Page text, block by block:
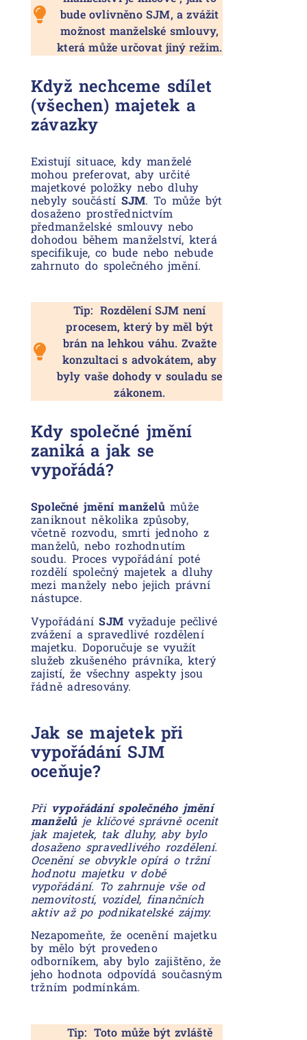
bude ovlivněno SJM, a zvážit
možnost manželské smlouvy,
která může určovat jiný režim.
Když nechceme sdílet
(všechen) majetek a
závazky
Existují situace, kdy manželé
mohou preferovat, aby určité
majetkové položky nebo dluhy
nebyly součástí SJM. To může být
dosaženo prostřednictvím
předmanželské smlouvy nebo
dohodou během manželství, která
specifikuje, co bude nebo nebude
zahrnuto do společného jmění.
Tip: Rozdělení SJM není
procesem, který by měl být
brán na lehkou váhu. Zvažte
konzultaci s advokátem, aby
byly vaše dohody v souladu se
zákonem.
Kdy společné jmění
zaniká a jak se
vypořádá?
Společné jmění manželůmůže
zaniknout několika způsoby,
včetně rozvodu, smrti jednoho z
manželů, nebo rozhodnutím
soudu. Proces vypořádání poté
rozdělí společný majetek a dluhy
mezi manžely nebo jejich právní
nástupce.
VypořádáníSJM vyžaduje pečlivé
zvážení a spravedlivé rozdělení
majetku. Doporučuje se využít
služeb zkušeného právníka, který
zajistí, že všechny aspekty jsou
řádně adresovány.
Jak se majetek při
vypořádání SJM
oceňuje?
Při vypořádání společného jmění
manželůje klíčové správně ocenit
jak majetek, tak dluhy, aby bylo
dosaženo spravedlivého rozdělení.
Ocenění se obvykle opírá o tržní
hodnotu majetku v době
vypořádání. To zahrnuje vše od
nemovitostí, vozidel, finančních
aktiv až po podnikatelské zájmy.
Nezapomeňte, že ocenění majetku
by mělo být provedeno
odborníkem, aby bylo zajištěno, že
jeho hodnota odpovídá současným
tržním podmínkám.
Tip: Toto může být zvláště